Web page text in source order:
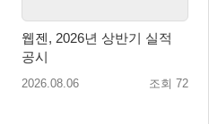
웹젠, 2026년 상반기 실적
공시
2026.08.06 조회 72